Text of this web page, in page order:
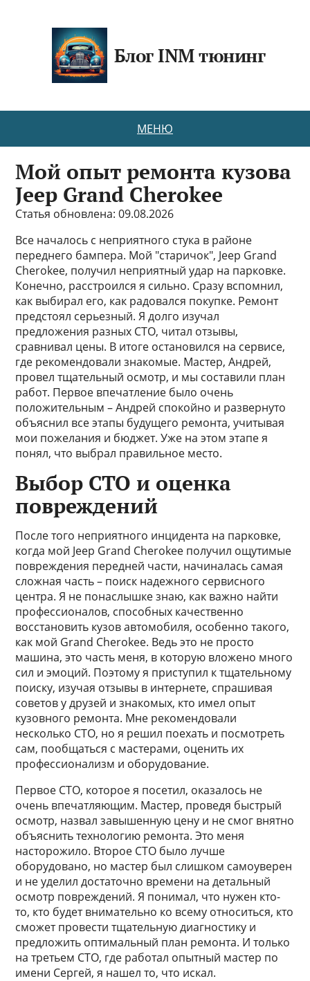
Блог INM тюнинг
МЕНЮ
Мой опыт ремонта кузова
Jeep Grand Cherokee
Статья обновлена: 09.08.2026
Все началось с неприятного стука в районе
переднего бампера. Мой "старичок", Jeep Grand
Cherokee, получил неприятный удар на парковке.
Конечно, расстроился я сильно. Сразу вспомнил,
как выбирал его, как радовался покупке. Ремонт
предстоял серьезный. Я долго изучал
предложения разных СТО, читал отзывы,
сравнивал цены. В итоге остановился на сервисе,
где рекомендовали знакомые. Мастер, Андрей,
провел тщательный осмотр, и мы составили план
работ. Первое впечатление было очень
положительным – Андрей спокойно и развернуто
объяснил все этапы будущего ремонта, учитывая
мои пожелания и бюджет. Уже на этом этапе я
понял, что выбрал правильное место.
Выбор СТО и оценка
повреждений
После того неприятного инцидента на парковке,
когда мой Jeep Grand Cherokee получил ощутимые
повреждения передней части, начиналась самая
сложная часть – поиск надежного сервисного
центра. Я не понаслышке знаю, как важно найти
профессионалов, способных качественно
восстановить кузов автомобиля, особенно такого,
как мой Grand Cherokee. Ведь это не просто
машина, это часть меня, в которую вложено много
сил и эмоций. Поэтому я приступил к тщательному
поиску, изучая отзывы в интернете, спрашивая
советов у друзей и знакомых, кто имел опыт
кузовного ремонта. Мне рекомендовали
несколько СТО, но я решил поехать и посмотреть
сам, пообщаться с мастерами, оценить их
профессионализм и оборудование.
Первое СТО, которое я посетил, оказалось не
очень впечатляющим. Мастер, проведя быстрый
осмотр, назвал завышенную цену и не смог внятно
объяснить технологию ремонта. Это меня
насторожило. Второе СТО было лучше
оборудовано, но мастер был слишком самоуверен
и не уделил достаточно времени на детальный
осмотр повреждений. Я понимал, что нужен кто-
то, кто будет внимательно ко всему относиться, кто
сможет провести тщательную диагностику и
предложить оптимальный план ремонта. И только
на третьем СТО, где работал опытный мастер по
имени Сергей, я нашел то, что искал.